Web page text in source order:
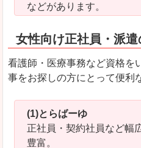
などがあります。
女性向け正社員・派
看護師・医療事務など資格を
事をお探しの方にとって便利
(1)とらばーゆ
正社員・契約社員など幅
豊富。